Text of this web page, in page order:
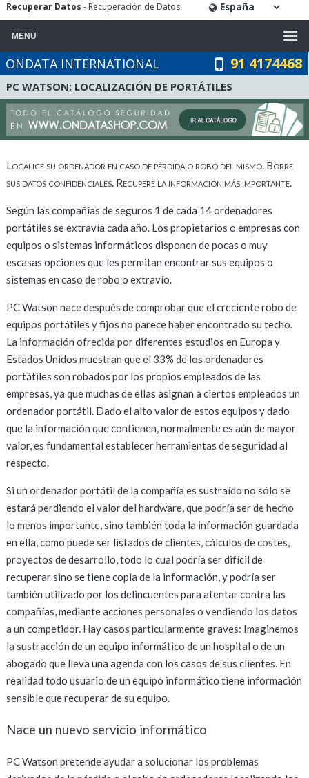
Recuperar Datos - Recuperación de Datos
MENU
ONDATA INTERNATIONAL 91 4174468
PC WATSON: LOCALIZACIÓN DE PORTÁTILES
Localice su ordenador en caso de pérdida o robo del mismo. Borre
sus datos confidenciales. Recupere la información más importante.
Según las compañías de seguros 1 de cada 14 ordenadores
portátiles se extravía cada año. Los propietarios o empresas con
equipos o sistemas informáticos disponen de pocas o muy
escasas opciones que les permitan encontrar sus equipos o
sistemas en caso de robo o extravío.
PC Watson nace después de comprobar que el creciente robo de
equipos portátiles y fijos no parece haber encontrado su techo.
La información ofrecida por diferentes estudios en Europa y
Estados Unidos muestran que el 33% de los ordenadores
portátiles son robados por los propios empleados de las
empresas, ya que muchas de ellas asignan a ciertos empleados un
ordenador portátil. Dado el alto valor de estos equipos y dado
que la información que contienen, normalmente es aún de mayor
valor, es fundamental establecer herramientas de seguridad al
respecto.
Si un ordenador portátil de la compañía es sustraído no sólo se
estará perdiendo el valor del hardware, que podría ser de hecho
lo menos importante, sino también toda la información guardada
en ella, como puede ser listados de clientes, cálculos de costes,
proyectos de desarrollo, todo lo cual podría ser difícil de
recuperar sino se tiene copia de la información, y podría ser
también utilizado por los delincuentes para atentar contra las
compañías, mediante acciones personales o vendiendo los datos
a un competidor. Hay casos particularmente graves: Imaginemos
la sustracción de un equipo informático de un hospital o de un
abogado que lleva una agenda con los casos de sus clientes. En
realidad todo usuario de un equipo informático tiene información
sensible que recuperar de su equipo.
Nace un nuevo servicio informático
PC Watson pretende ayudar a solucionar los problemas